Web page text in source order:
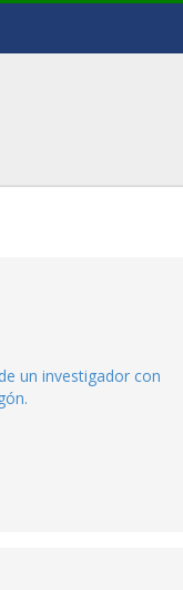
un investigador con